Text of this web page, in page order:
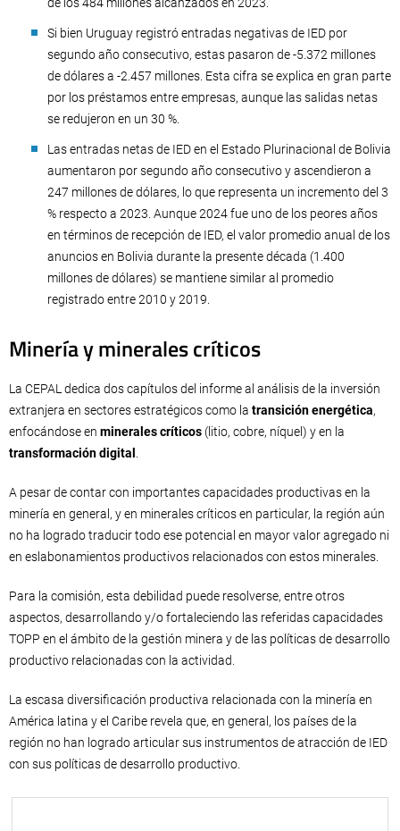
de los 484 millones alcanzados en 2023.
Si bien Uruguay registró entradas negativas de IED por
segundo año consecutivo, estas pasaron de -5.372 millones
de dólares a -2.457 millones. Esta cifra se explica en gran parte
por los préstamos entre empresas, aunque las salidas netas
se redujeron en un 30 %.
Las entradas netas de IED en el Estado Plurinacional de Bolivia
aumentaron por segundo año consecutivo y ascendieron a
247 millones de dólares, lo que representa un incremento del 3
% respecto a 2023. Aunque 2024 fue uno de los peores años
en términos de recepción de IED, el valor promedio anual de los
anuncios en Bolivia durante la presente década (1.400
millones de dólares) se mantiene similar al promedio
registrado entre 2010 y 2019.
Minería y minerales críticos
La CEPAL dedica dos capítulos del informe al análisis de la inversión
extranjera en sectores estratégicos como la transición energética,
enfocándose en minerales críticos (litio, cobre, níquel) y en la
transformación digital .
A pesar de contar con importantes capacidades productivas en la
minería en general, y en minerales críticos en particular, la región aún
no ha logrado traducir todo ese potencial en mayor valor agregado ni
en eslabonamientos productivos relacionados con estos minerales.
Para la comisión, esta debilidad puede resolverse, entre otros
aspectos, desarrollando y/o fortaleciendo las referidas capacidades
TOPP en el ámbito de la gestión minera y de las políticas de desarrollo
productivo relacionadas con la actividad.
La escasa diversificación productiva relacionada con la minería en
América latina y el Caribe revela que, en general, los países de la
región no han logrado articular sus instrumentos de atracción de IED
con sus políticas de desarrollo productivo.